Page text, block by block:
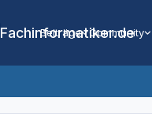
Fachinformatiker.de
Beiträge Community